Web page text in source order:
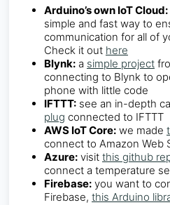
Arduino’s own IoT Cloud:
simple and fast way to
communication for all of
Check it out here
Blynk: a simple project
connecting to Blynk to
phone with little code
IFTTT: see an in-depth
plug connected to IFTTT
AWS IoT Core: we made
connect to Amazon Web
Azure: visit this github
connect a temperature
Firebase: you want to
Firebase, this Arduino